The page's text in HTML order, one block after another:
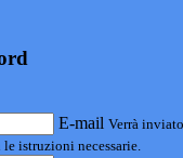
E-mail Verrà
istruzioni necessarie.